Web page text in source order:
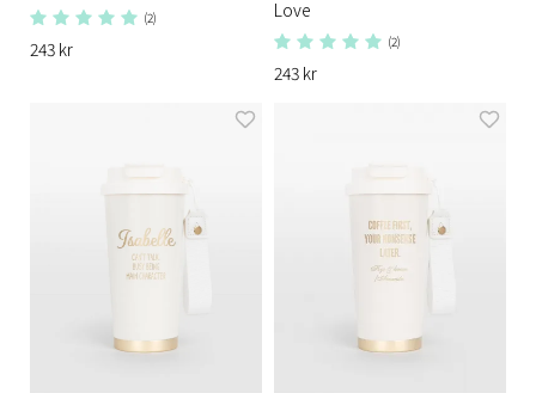
(2)
243 kr
Love
(2)
243 kr